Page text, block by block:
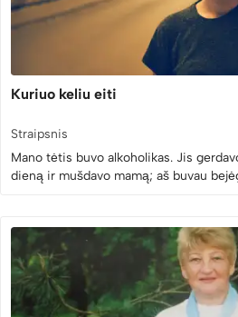
Kuriuo keliu eiti
Straipsnis
Mano tėtis buvo alkoholikas. Jis
dieną ir mušdavo mamą; aš buvau